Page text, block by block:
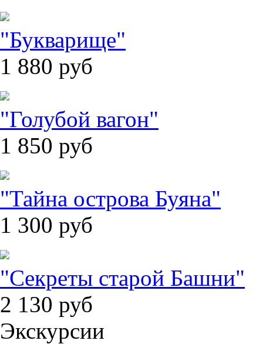
"Букварище"
1 880 руб
"Голубой вагон"
1 850 руб
"Тайна острова Буяна"
1 300 руб
"Секреты старой Башни"
2 130 руб
Экскурсии